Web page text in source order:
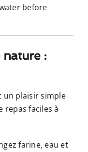
before
nature :
un plaisir simple
repas faciles à
farine, eau et